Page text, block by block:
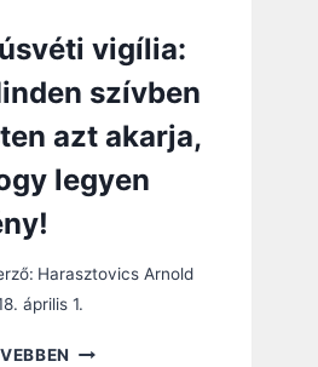
vigília:
szívben
azt akarja,
legyen
Harasztovics Arnold
április 1.
HÚSVÉTI